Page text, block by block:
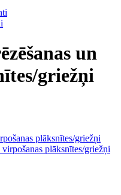
un
griežņi
plāksnītes/griežņi